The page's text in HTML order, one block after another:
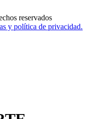
reservados
y política de privacidad.